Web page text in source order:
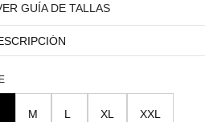
GUÍA DE TALLAS
M L XL XXL